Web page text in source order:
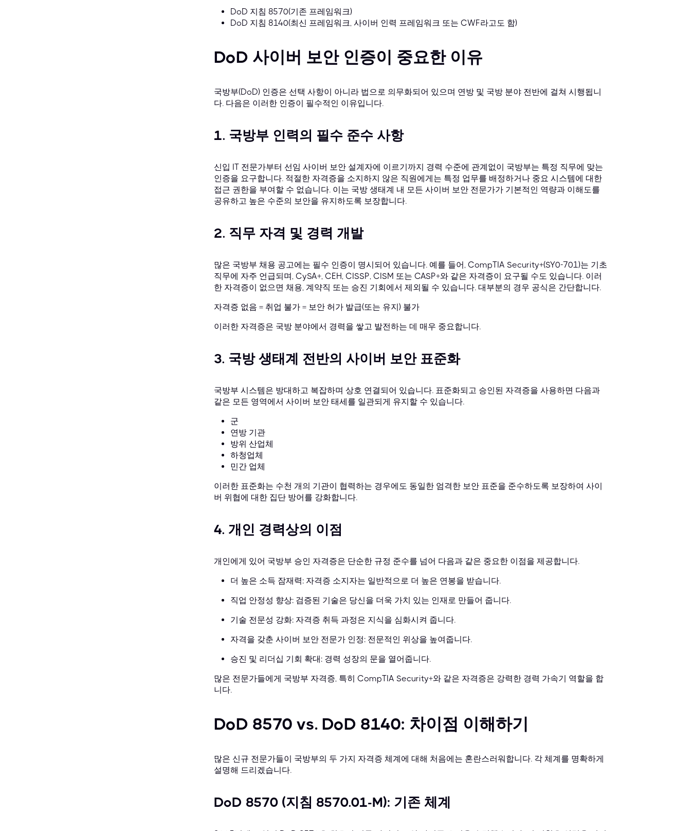
DoD 지침 8570(기존 프레임워크)
DoD 지침 8140(최신 프레임워크, 사이버 인력 프레임워크 또는 CWF라고도 함)
DoD 사이버 보안 인증이 중요한 이유
국방부(DoD) 인증은 선택 사항이 아니라 법으로 의무화되어 있으며 연방 및 국방 분야 전반에 걸쳐 시행됩니
다. 다음은 이러한 인증이 필수적인 이유입니다.
1. 국방부 인력의 필수 준수 사항
신입 IT 전문가부터 선임 사이버 보안 설계자에 이르기까지 경력 수준에 관계없이 국방부는 특정 직무에 맞는
인증을 요구합니다. 적절한 자격증을 소지하지 않은 직원에게는 특정 업무를 배정하거나 중요 시스템에 대한
접근 권한을 부여할 수 없습니다. 이는 국방 생태계 내 모든 사이버 보안 전문가가 기본적인 역량과 이해도를
공유하고 높은 수준의 보안을 유지하도록 보장합니다.
2. 직무 자격 및 경력 개발
많은 국방부 채용 공고에는 필수 인증이 명시되어 있습니다. 예를 들어, CompTIA Security+(SY0-701)는 기초
직무에 자주 언급되며, CySA+, CEH, CISSP, CISM 또는 CASP+와 같은 자격증이 요구될 수도 있습니다. 이러
한 자격증이 없으면 채용, 계약직 또는 승진 기회에서 제외될 수 있습니다. 대부분의 경우 공식은 간단합니다.
자격증 없음 = 취업 불가 = 보안 허가 발급(또는 유지) 불가
이러한 자격증은 국방 분야에서 경력을 쌓고 발전하는 데 매우 중요합니다.
3. 국방 생태계 전반의 사이버 보안 표준화
국방부 시스템은 방대하고 복잡하며 상호 연결되어 있습니다. 표준화되고 승인된 자격증을 사용하면 다음과
같은 모든 영역에서 사이버 보안 태세를 일관되게 유지할 수 있습니다.
군
연방 기관
방위 산업체
하청업체
민간 업체
이러한 표준화는 수천 개의 기관이 협력하는 경우에도 동일한 엄격한 보안 표준을 준수하도록 보장하여 사이
버 위협에 대한 집단 방어를 강화합니다.
4. 개인 경력상의 이점
개인에게 있어 국방부 승인 자격증은 단순한 규정 준수를 넘어 다음과 같은 중요한 이점을 제공합니다.
더 높은 소득 잠재력: 자격증 소지자는 일반적으로 더 높은 연봉을 받습니다.
직업 안정성 향상: 검증된 기술은 당신을 더욱 가치 있는 인재로 만들어 줍니다.
기술 전문성 강화: 자격증 취득 과정은 지식을 심화시켜 줍니다.
자격을 갖춘 사이버 보안 전문가 인정: 전문적인 위상을 높여줍니다.
승진 및 리더십 기회 확대: 경력 성장의 문을 열어줍니다.
많은 전문가들에게 국방부 자격증, 특히 CompTIA Security+와 같은 자격증은 강력한 경력 가속기 역할을 합
니다.
DoD 8570 vs. DoD 8140: 차이점 이해하기
많은 신규 전문가들이 국방부의 두 가지 자격증 체계에 대해 처음에는 혼란스러워합니다. 각 체계를 명확하게
설명해 드리겠습니다.
DoD 8570 (지침 8570.01-M): 기존 체계